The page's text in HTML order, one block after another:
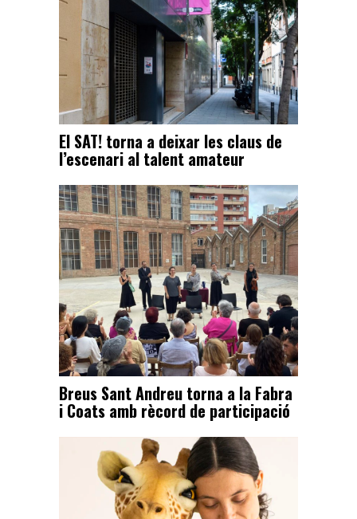
El SAT! torna a deixar les claus de
l’escenari al talent amateur
Breus Sant Andreu torna a la Fabra
i Coats amb rècord de participació